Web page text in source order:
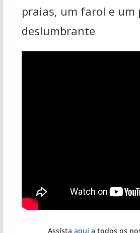
praias, um farol e um
deslumbrante
Assista aqui a todos os